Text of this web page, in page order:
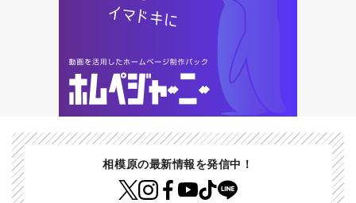
相模原の最新情報を発信中！